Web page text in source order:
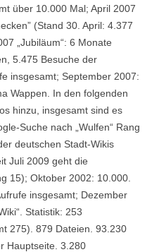
über 10.000 Mal; April 2007
(Stand 30. April: 4.377
„Jubiläum“: 6 Monate
5.475 Besuche der
insgesamt; September 2007:
Wappen. In den folgenden
hinzu, insgesamt sind es
Suche nach „Wulfen“ Rang
deutschen Stadt-Wikis
Juli 2009 geht die
15); Oktober 2002: 10.000.
insgesamt; Dezember
Statistik: 253
275). 879 Dateien. 93.230
Hauptseite. 3.280